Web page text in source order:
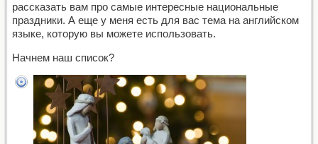
рассказать вам про самые интересные национальные
праздники. А еще у меня есть для вас тема на английском
языке, которую вы можете использовать.
Начнем наш список?